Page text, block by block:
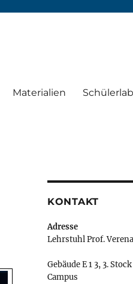
Materialien
KONTAKT
Adresse
Lehrstuhl Prof.
Gebäude E 1 3, 3. Stock
Campus